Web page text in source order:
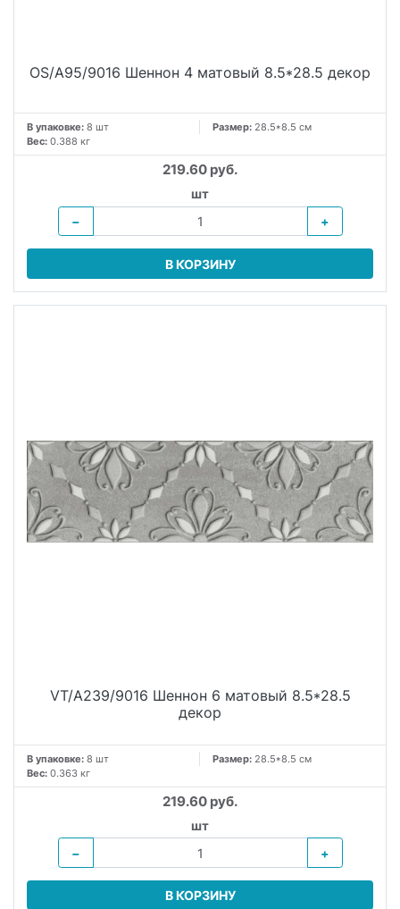
OS/A95/9016 Шеннон 4 матовый 8.5*28.5 декор
В упаковке: 8 шт Размер: 28.5*8.5 см
Вес: 0.388 кг
219.60 руб.
шт
−
+
В КОРЗИНУ
VT/A239/9016 Шеннон 6 матовый 8.5*28.5
декор
В упаковке: 8 шт Размер: 28.5*8.5 см
Вес: 0.363 кг
219.60 руб.
шт
−
+
В КОРЗИНУ